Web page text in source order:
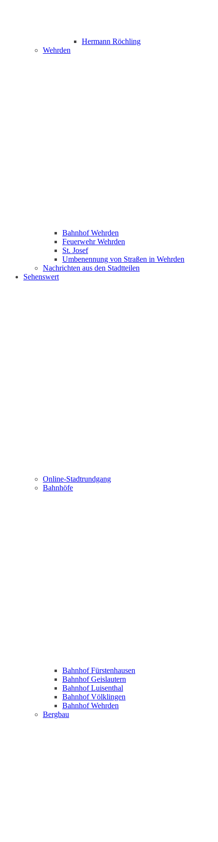
Hermann Röchling
Wehrden
Bahnhof Wehrden
Feuerwehr Wehrden
St. Josef
Umbenennung von Straßen in Wehrden
Nachrichten aus den Stadtteilen
Sehenswert
Online-Stadtrundgang
Bahnhöfe
Bahnhof Fürstenhausen
Bahnhof Geislautern
Bahnhof Luisenthal
Bahnhof Völklingen
Bahnhof Wehrden
Bergbau